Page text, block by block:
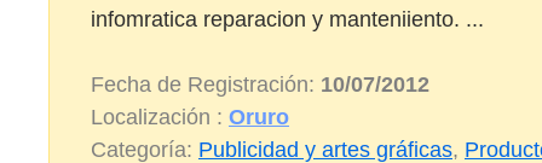
infomratica reparacion y manteniiento. ...
Fecha de Registración: 10/07/2012
Localización : Oruro
Categoría: Publicidad y artes gráficas,